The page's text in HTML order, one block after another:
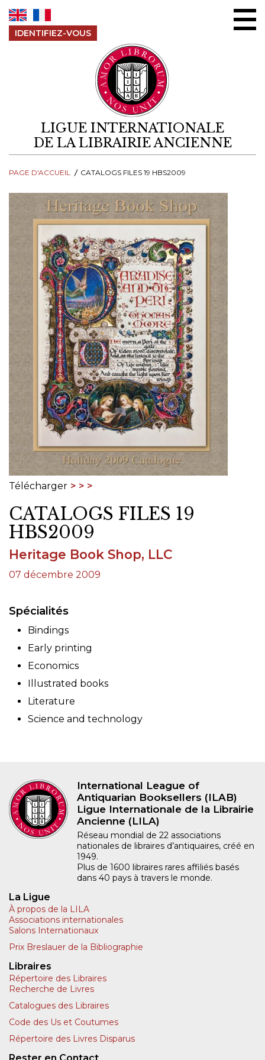
IDENTIFIEZ-VOUS
LIGUE INTERNATIONALE
DE LA LIBRAIRIE ANCIENNE
PAGE D'ACCUEIL CATALOGS FILES 19 HBS2009
Télécharger
CATALOGS FILES 19
HBS2009
Heritage Book Shop, LLC
07 décembre 2009
Spécialités
Bindings
Early printing
Economics
Illustrated books
Literature
Science and technology
International League of
Antiquarian Booksellers (ILAB)
Ligue Internationale de la Librairie
Ancienne (LILA)
Réseau mondial de 22 associations
nationales de libraires d’antiquaires, créé en
1949.
Plus de 1600 libraires rares affiliés basés
dans 40 pays à travers le monde.
La Ligue
À propos de la LILA
Associations internationales
Salons Internationaux
Prix Breslauer de la Bibliographie
Libraires
Répertoire des Libraires
Recherche de Livres
Catalogues des Libraires
Code des Us et Coutumes
Répertoire des Livres Disparus